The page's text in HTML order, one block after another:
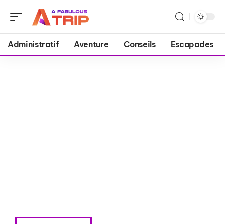
Administratif Aventure Conseils Escapades